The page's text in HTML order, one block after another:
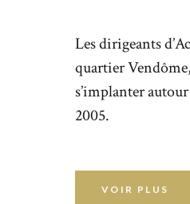
Les dirigeants
quartier
s’implanter
2005.
VOIR PLUS